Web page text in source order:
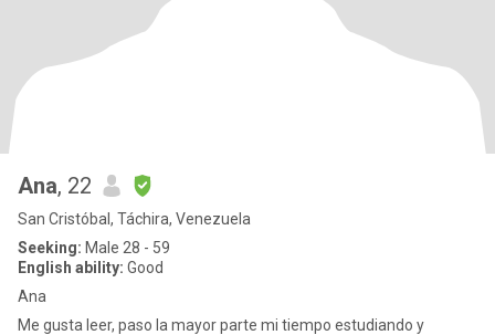
Ana, 22
San Cristóbal, Táchira, Venezuela
Seeking: Male 28 - 59
English ability: Good
Ana
Me gusta leer, paso la mayor parte mi tiempo estudiando y